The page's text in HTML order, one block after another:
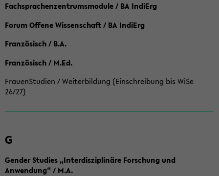
Fachsprachenzentrumsmodule / BA IndiErg
Forum Offene Wissenschaft / BA IndiErg
Französisch / B.A.
Französisch / M.Ed.
FrauenStudien / Weiterbildung (Einschreibung bis WiSe
26/27)
G
Gender Studies „Interdisziplinäre Forschung und
Anwendung“ / M.A.